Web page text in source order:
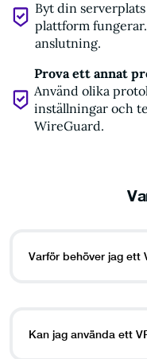
Byt din
plattform
anslutning.
Prova ett annat
Använd olika
inställningar och
WireGuard.
Varför behöver jag ett
Kan jag använda ett